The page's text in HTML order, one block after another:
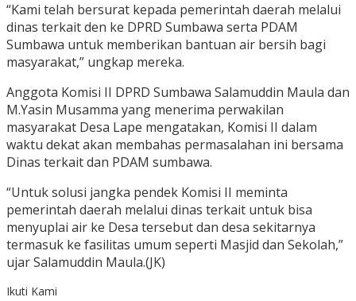
“Kami telah bersurat kepada pemerintah daerah melalui
dinas terkait den ke DPRD Sumbawa serta PDAM
Sumbawa untuk memberikan bantuan air bersih bagi
masyarakat,” ungkap mereka.
Anggota Komisi II DPRD Sumbawa Salamuddin Maula dan
M.Yasin Musamma yang menerima perwakilan
masyarakat Desa Lape mengatakan, Komisi II dalam
waktu dekat akan membahas permasalahan ini bersama
Dinas terkait dan PDAM sumbawa.
“Untuk solusi jangka pendek Komisi II meminta
pemerintah daerah melalui dinas terkait untuk bisa
menyuplai air ke Desa tersebut dan desa sekitarnya
termasuk ke fasilitas umum seperti Masjid dan Sekolah,”
ujar Salamuddin Maula.(JK)
Ikuti Kami